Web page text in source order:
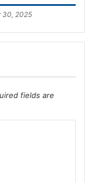
30, 2025
fields are